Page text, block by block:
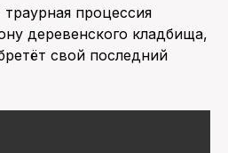
процессия
деревенского кладбища,
свой последний